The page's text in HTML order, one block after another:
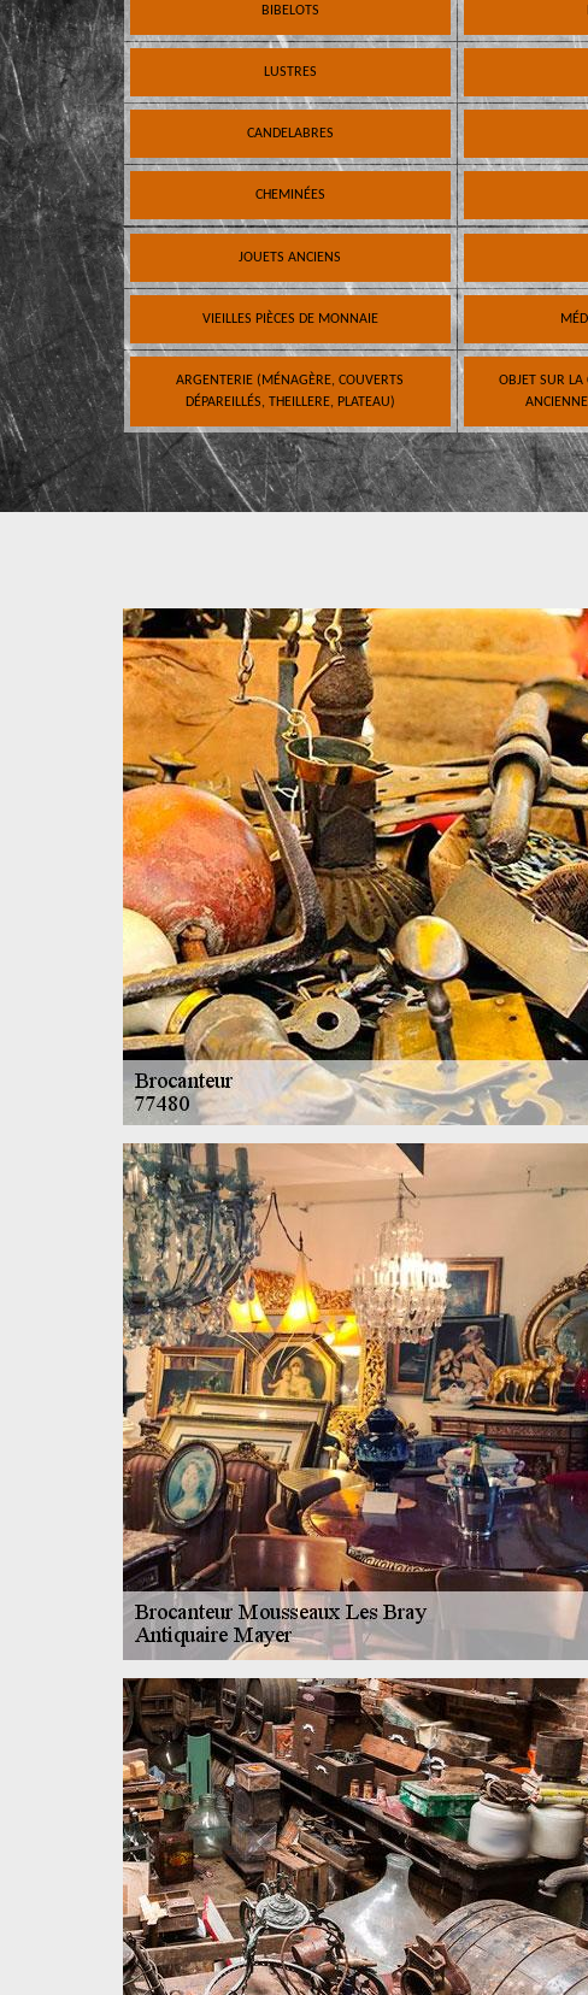
BIBELOTS
LUSTRES
CANDELABRES
CHEMINÉES
JOUETS ANCIENS
VIEILLES PIÈCES DE MONNAIE
ARGENTERIE (MÉNAGÈRE, COUVERTS
DÉPAREILLÉS, THEILLERE, PLATEAU)
OBJET SUR LA